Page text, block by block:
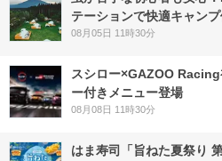
テーションで快適キャン
08月05日 11時30分
スシロー×GAZOO
ー付きメニュー登場
08月08日 11時30分
はま寿司「旨ねた夏祭り